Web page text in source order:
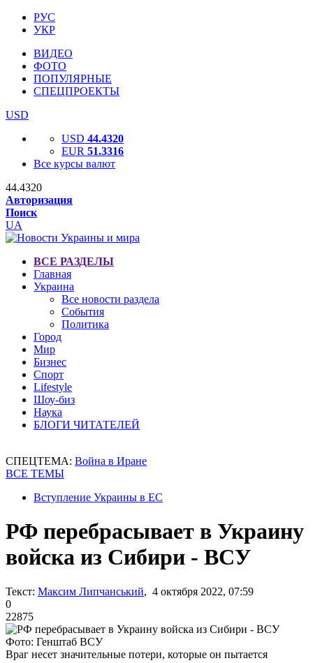
РУС
УКР
ВИДЕО
ФОТО
ПОПУЛЯРНЫЕ
СПЕЦПРОЕКТЫ
USD
USD 44.4320
EUR 51.3316
Все курсы валют
44.4320
Авторизация
Поиск
UA
ВСЕ РАЗДЕЛЫ
Главная
Украина
Все новости раздела
События
Политика
Город
Мир
Бизнес
Спорт
Lifestyle
Шоу-биз
Наука
БЛОГИ ЧИТАТЕЛЕЙ
СПЕЦТЕМА: Война в Иране
ВСЕ ТЕМЫ
Вступление Украины в ЕС
РФ перебрасывает в Украину
войска из Сибири - ВСУ
Текст: Максим Липчанський, 4 октября 2022, 07:59
0
22875
Фото: Генштаб ВСУ
Враг несет значительные потери, которые он пытается